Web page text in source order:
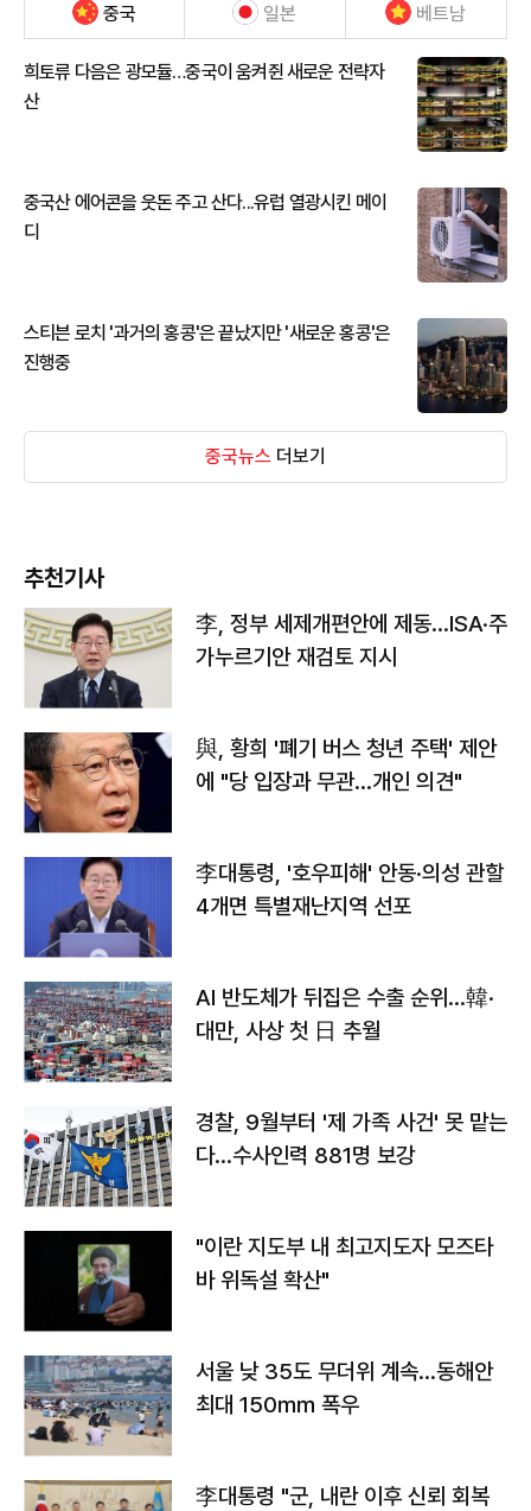
중국 일본 베트남
희토류 다음은 광모듈…중국이 움켜쥔 새로운 전략자
산
중국산 에어콘을 웃돈 주고 산다...유럽 열광시킨 메이
디
스티븐 로치 '과거의 홍콩'은 끝났지만 '새로운 홍콩'은
진행중
중국뉴스 더보기
추천기사
李, 정부 세제개편안에 제동…ISA·주
가누르기안 재검토 지시
與, 황희 '폐기 버스 청년 주택' 제안
에 "당 입장과 무관…개인 의견"
李대통령, '호우피해' 안동·의성 관할
4개면 특별재난지역 선포
AI 반도체가 뒤집은 수출 순위…韓·
대만, 사상 첫 日 추월
경찰, 9월부터 '제 가족 사건' 못 맡는
다…수사인력 881명 보강
"이란 지도부 내 최고지도자 모즈타
바 위독설 확산"
서울 낮 35도 무더위 계속…동해안
최대 150㎜ 폭우
李대통령 "군, 내란 이후 신뢰 회복